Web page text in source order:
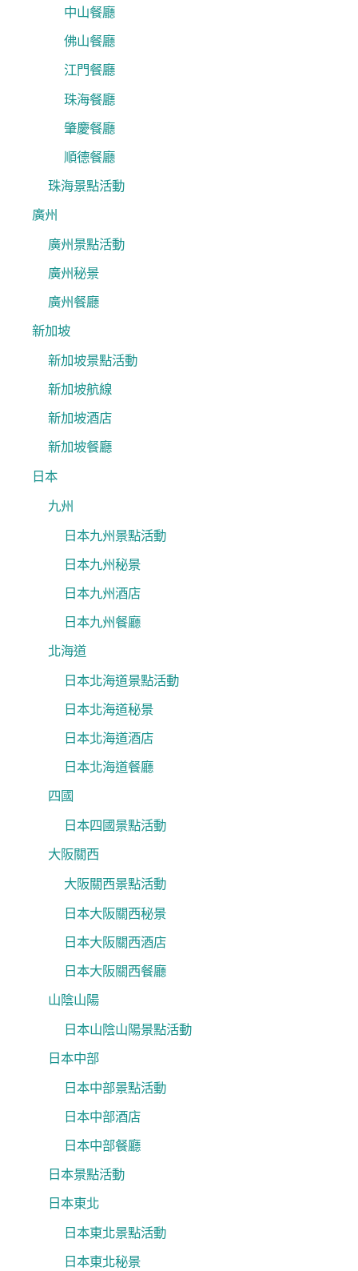
中山餐廳
佛山餐廳
江門餐廳
珠海餐廳
肇慶餐廳
順德餐廳
珠海景點活動
廣州
廣州景點活動
廣州秘景
廣州餐廳
新加坡
新加坡景點活動
新加坡航線
新加坡酒店
新加坡餐廳
日本
九州
日本九州景點活動
日本九州秘景
日本九州酒店
日本九州餐廳
北海道
日本北海道景點活動
日本北海道秘景
日本北海道酒店
日本北海道餐廳
四國
日本四國景點活動
大阪關西
大阪關西景點活動
日本大阪關西秘景
日本大阪關西酒店
日本大阪關西餐廳
山陰山陽
日本山陰山陽景點活動
日本中部
日本中部景點活動
日本中部酒店
日本中部餐廳
日本景點活動
日本東北
日本東北景點活動
日本東北秘景